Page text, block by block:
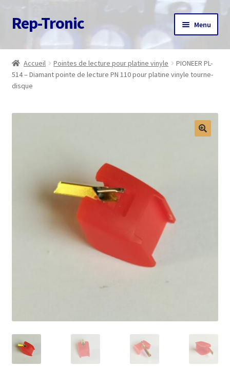
Aller
à
navigation
Aller
au
Rep-Tronic Menu
Accueil
A propos
Accueil Pointes de lecture pour platine vinyle
PIONEER PL-
514 – Diamant pointe de lecture PN 110 pour platine vinyle tourne-
disque